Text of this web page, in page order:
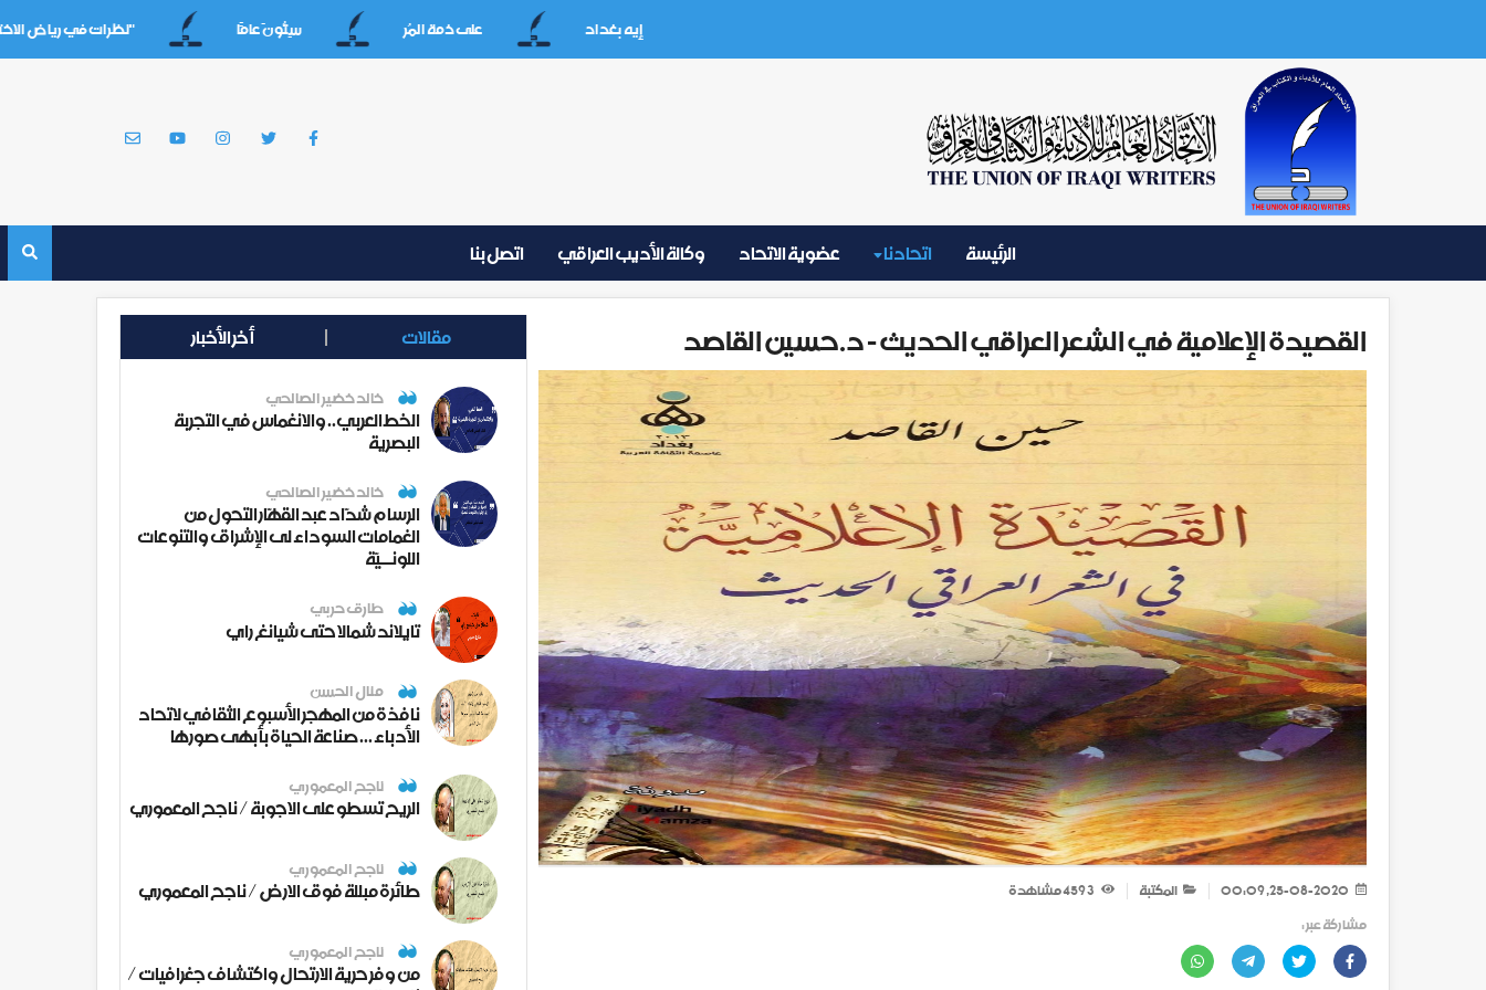
إيه بغداد على ذمة المُر سِتُّونَ عامََا "نظرات في رياض
الرئيسة اتحادنا عضوية الاتحاد وكالة الأديب العراقي اتصل بنا
القصيدة الإعلامية في الشعر العراقي الحديث - د.حسين القاصد
المكتبة
مشاهدة
مشاركة عبر :
مقالات أخر الأخبار
خالد خضير الصالحي
الخط العربي.. والانغماس في التجربة
البصرية
خالد خضير الصالحي
الرسام شدّاد عبد القهّار التحول من
الغمامات السوداء لى الإشراق والتنوعات
اللونــيّة
طارق حربي
تايلاند شمالا حتى شيانغ راي
منال الحسن
نافذة من المهجر الأسبوع الثقافي لاتحاد
الأدباء ... صناعة الحياة بأبهى صورها
ناجح المعموري
الريح تسطو على الاجوبة / ناجح المعموري
ناجح المعموري
طائرة مبللة فوق الارض / ناجح المعموري
ناجح المعموري
من وفر حرية الارتحال واكتشاف جغرافيات /